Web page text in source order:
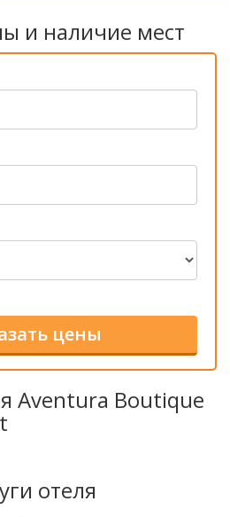
и наличие мест
Aventura Boutique
отеля